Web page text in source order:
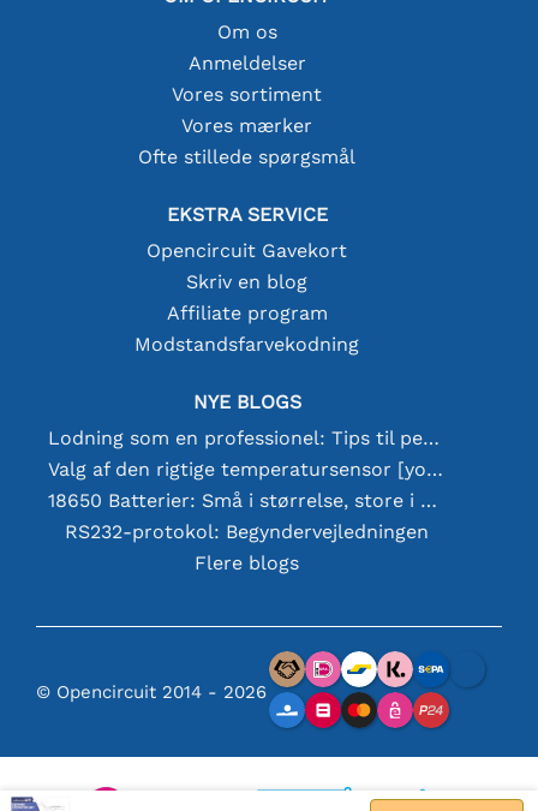
Om os
Anmeldelser
Vores sortiment
Vores mærker
Ofte stillede spørgsmål
EKSTRA SERVICE
Opencircuit Gavekort
Skriv en blog
Affiliate program
Modstandsfarvekodning
NYE BLOGS
Lodning som en professionel: Tips til perfekte elektroniske forbindelser
Valg af den rigtige temperatursensor [youtube]
18650 Batterier: Små i størrelse, store i ydeevne
RS232-protokol: Begyndervejledningen
Flere blogs
© Opencircuit 2014 - 2026